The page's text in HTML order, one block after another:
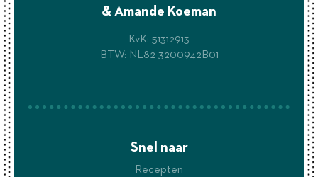
& Amande Koeman
KvK: 51312913
BTW: NL82 3200942B01
Snel naar
Recepten